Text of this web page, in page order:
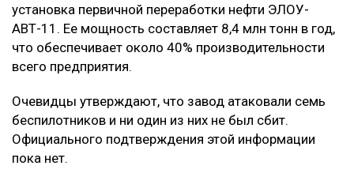
установка первичной переработки нефти ЭЛОУ-
АВТ-11. Ее мощность составляет 8,4 млн тонн в год,
что обеспечивает около 40% производительности
всего предприятия.
Очевидцы утверждают, что завод атаковали семь
беспилотников и ни один из них не был сбит.
Официального подтверждения этой информации
пока нет.